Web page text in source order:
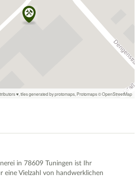
♥, tiles generated by protomaps Protomaps©OpenStreetMap
in 78609 Tuningen ist Ihr
eine Vielzahl von handwerklichen